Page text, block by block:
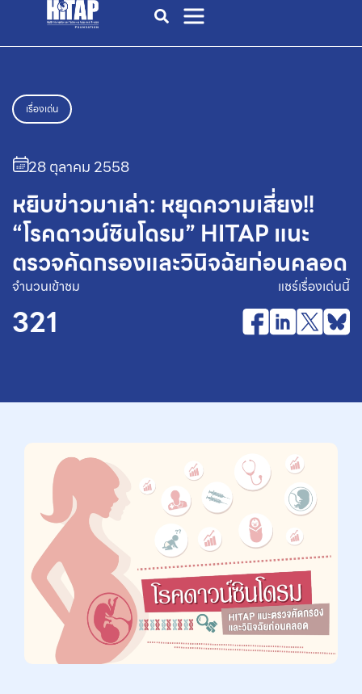
เรื่องเด่น
28 ตุลาคม 2558
หยิบข่าวมาเล่า: หยุดความเสี่ยง!!
“โรคดาวน์ซินโดรม” HITAP แนะ
ตรวจคัดกรองและวินิจฉัยก่อนคลอด
จำนวนเข้าชม
321
แชร์เรื่องเด่นนี้